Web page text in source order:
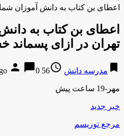
اعطای بن کتاب به دانش آموزان
اعطای بن کتاب به
تهران در ازای پسماند
bookmark مدرسه دانش access_time
56 years ago
person chat_bubble0
مهر-19 ساعت پیش
خبر جدید
مرجع توریسم